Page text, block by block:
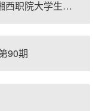
扎根湘西，服务振兴：湘西职院大学生创业指导工作室交出亮眼答卷
90期